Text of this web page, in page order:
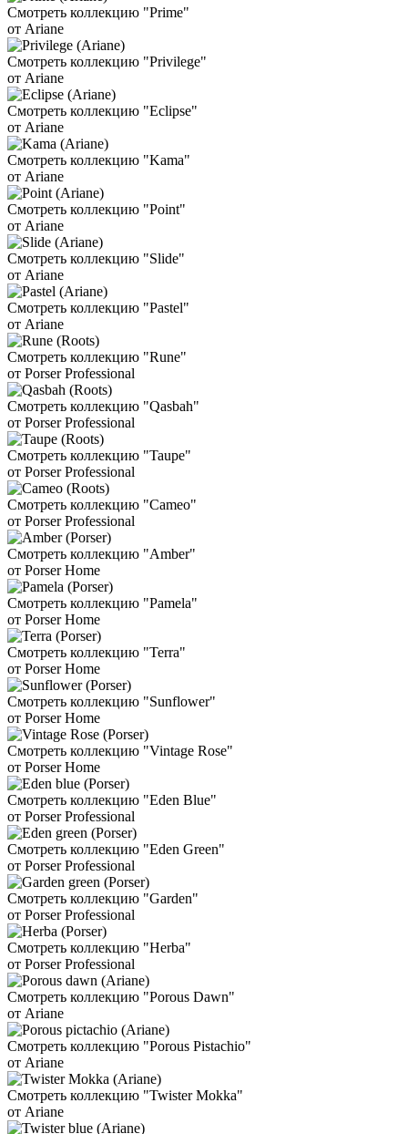
Смотреть коллекцию "Prime"
от Ariane
Смотреть коллекцию "Privilege"
от Ariane
Смотреть коллекцию "Eclipse"
от Ariane
Смотреть коллекцию "Kama"
от Ariane
Смотреть коллекцию "Point"
от Ariane
Смотреть коллекцию "Slide"
от Ariane
Смотреть коллекцию "Pastel"
от Ariane
Смотреть коллекцию "Rune"
от Porser Professional
Смотреть коллекцию "Qasbah"
от Porser Professional
Смотреть коллекцию "Taupe"
от Porser Professional
Смотреть коллекцию "Cameo"
от Porser Professional
Смотреть коллекцию "Amber"
от Porser Home
Смотреть коллекцию "Pamela"
от Porser Home
Смотреть коллекцию "Terra"
от Porser Home
Смотреть коллекцию "Sunflower"
от Porser Home
Смотреть коллекцию "Vintage Rose"
от Porser Home
Смотреть коллекцию "Eden Blue"
от Porser Professional
Смотреть коллекцию "Eden Green"
от Porser Professional
Смотреть коллекцию "Garden"
от Porser Professional
Смотреть коллекцию "Herba"
от Porser Professional
Смотреть коллекцию "Porous Dawn"
от Ariane
Смотреть коллекцию "Porous Pistachio"
от Ariane
Смотреть коллекцию "Twister Mokka"
от Ariane